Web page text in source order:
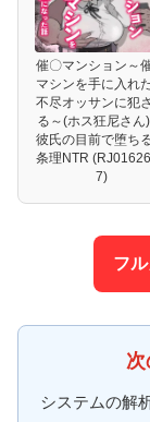
催〇マンション～
マシンを手に入れ
不尽オッサンに犯
る～(ホス狂尼さん)
彼氏の目前で堕ち
条理NTR
7)
フ
システムの解